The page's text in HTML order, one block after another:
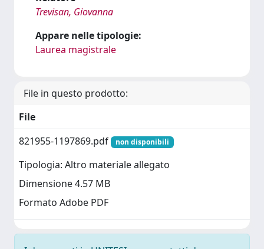
Trevisan, Giovanna
Appare nelle tipologie:
Laurea magistrale
File in questo prodotto:
File
821955-1197869.pdf
non disponibili
Tipologia: Altro materiale allegato
Dimensione 4.57 MB
Formato Adobe PDF